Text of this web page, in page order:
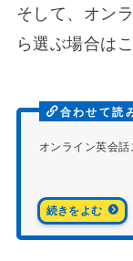
そして、オン
ら選ぶ場合は
オンライン英会